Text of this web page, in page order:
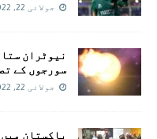
جولائی 22, 2022
نیوٹران
سورجوں کے
جولائی 22, 2022
پاکستان